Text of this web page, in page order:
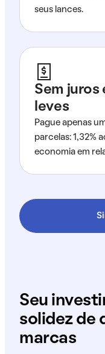
seus lances.
Sem juros
leves
Pague apenas
parcelas: 1,32%
economia em
Seu
solidez de
marcas